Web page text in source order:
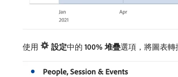
使用 設定​中的 100% 堆疊選項，將圖表轉